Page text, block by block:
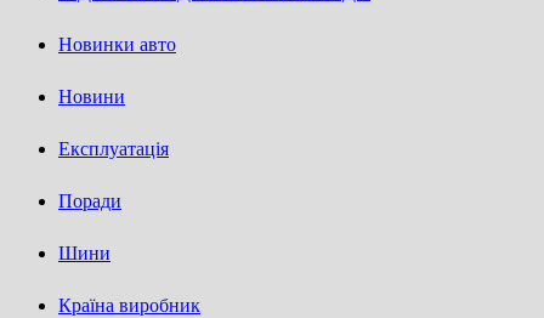
Новинки авто
Новини
Експлуатація
Поради
Шини
Країна виробник